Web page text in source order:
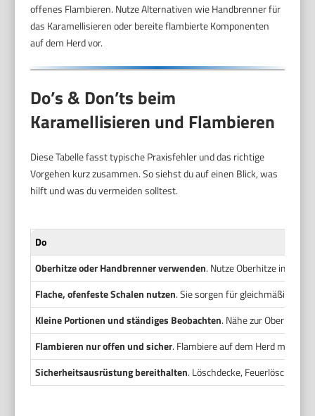
offenes Flambieren. Nutze Alternativen wie Handbrenner für
das Karamellisieren oder bereite flambierte Komponenten
auf dem Herd vor.
Do’s & Don’ts beim
Karamellisieren und Flambieren
Diese Tabelle fasst typische Praxisfehler und das richtige
Vorgehen kurz zusammen. So siehst du auf einen Blick, was
hilft und was du vermeiden solltest.
Do
Oberhitze oder Handbrenner verwenden. Nutze Oberhitze im
Flache, ofenfeste Schalen nutzen. Sie sorgen für gleichmäßige
Kleine Portionen und ständiges Beobachten. Nähe zur Oberhitze
Flambieren nur offen und sicher. Flambiere auf dem Herd mit
Sicherheitsausrüstung bereithalten. Löschdecke, Feuerlöscher